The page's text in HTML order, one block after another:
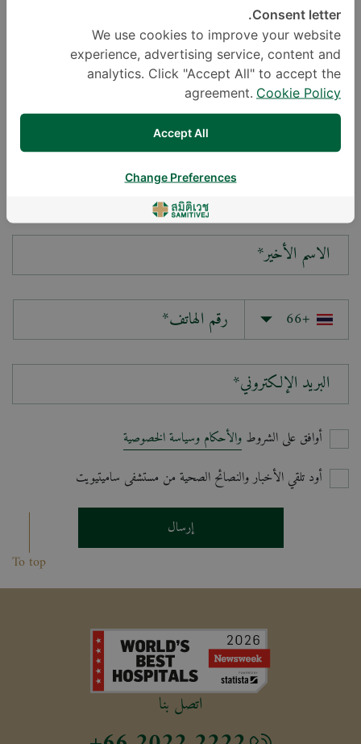
الموقع*
سؤالك*
الاسم الأخير*
البريد الإلكتروني*
أوافق على الشروط والأحكام وسياسة الخصوصية
أود تلقي الأخبار والنصائح الصحية من مستشفى ساميتيويت
إرسال
To top
اتصل بنا
Consent letter.
We use cookies to improve your website
experience, advertising service, content and
analytics. Click "Accept All" to accept the
agreement. Cookie Policy
Accept All
Change Preferences